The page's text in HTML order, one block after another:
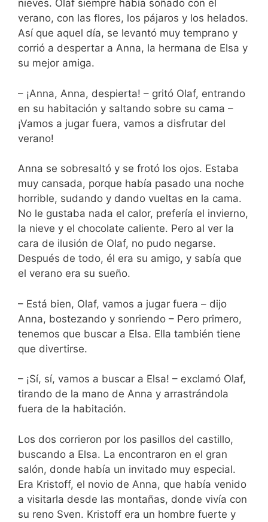
nieves. Olaf siempre había soñado con el
verano, con las flores, los pájaros y los helados.
Así que aquel día, se levantó muy temprano y
corrió a despertar a Anna, la hermana de Elsa y
su mejor amiga.
– ¡Anna, Anna, despierta! – gritó Olaf, entrando
en su habitación y saltando sobre su cama –
¡Vamos a jugar fuera, vamos a disfrutar del
verano!
Anna se sobresaltó y se frotó los ojos. Estaba
muy cansada, porque había pasado una noche
horrible, sudando y dando vueltas en la cama.
No le gustaba nada el calor, prefería el invierno,
la nieve y el chocolate caliente. Pero al ver la
cara de ilusión de Olaf, no pudo negarse.
Después de todo, él era su amigo, y sabía que
el verano era su sueño.
– Está bien, Olaf, vamos a jugar fuera – dijo
Anna, bostezando y sonriendo – Pero primero,
tenemos que buscar a Elsa. Ella también tiene
que divertirse.
– ¡Sí, sí, vamos a buscar a Elsa! – exclamó Olaf,
tirando de la mano de Anna y arrastrándola
fuera de la habitación.
Los dos corrieron por los pasillos del castillo,
buscando a Elsa. La encontraron en el gran
salón, donde había un invitado muy especial.
Era Kristoff, el novio de Anna, que había venido
a visitarla desde las montañas, donde vivía con
su reno Sven. Kristoff era un hombre fuerte y